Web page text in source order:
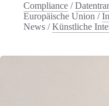
Compliance /
Europäische Union /
News /Künstliche